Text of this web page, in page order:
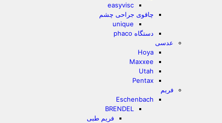
easyvisc
چاقوی جراحی چشم
unique
دستگاه phaco
عدسی
Hoya
Maxxee
Utah
Pentax
فریم
Eschenbach
BRENDEL
فریم طبی